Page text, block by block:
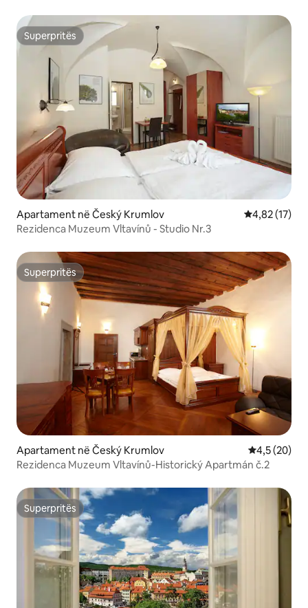
Superpritës
Superpritës
Apartament në Český Krumlov Vlerësimi
4,82 (17)
Rezidenca Muzeum Vltavínů - Studio Nr.3
Superpritës
Superpritës
Apartament në Český Krumlov Vlerësimi
4,5 (20)
Rezidenca Muzeum Vltavínů-Historický Apartmán č.2
Superpritës
Superpritës